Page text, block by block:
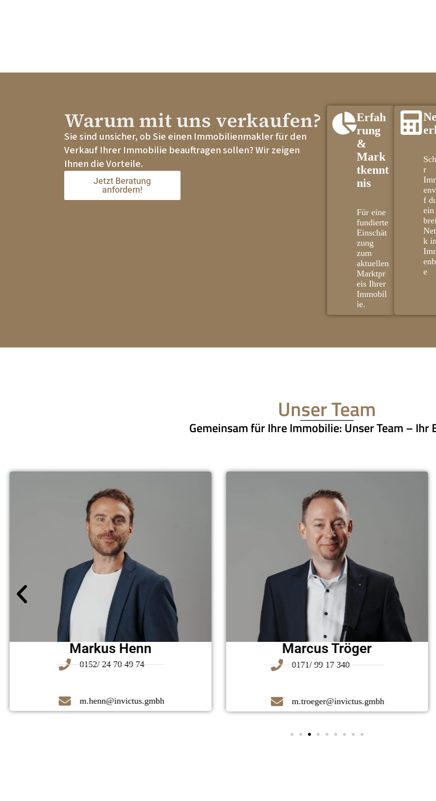
Warum mit uns verkaufen?
Sie sind unsicher, ob Sie einen Immobilienmakler für den
Verkauf Ihrer Immobilie beauftragen sollen? Wir zeigen
Ihnen die Vorteile.
Jetzt Beratung
anfordern!
Erfah
rung
&
Mark
tkennt
nis
Für eine
fundierte
Einschät
zung
zum
aktuellen
Marktpr
eis Ihrer
Immobil
ie.
r
f
ein
k
e
Unser Team
Gemeinsam für Ihre Immobilie: Unser Team – Ihr
Markus Henn
0152/ 24 70 49 74
m.henn@invictus.gmbh
Marcus Tröger
0171/ 99 17 340
m.troeger@invictus.gmbh